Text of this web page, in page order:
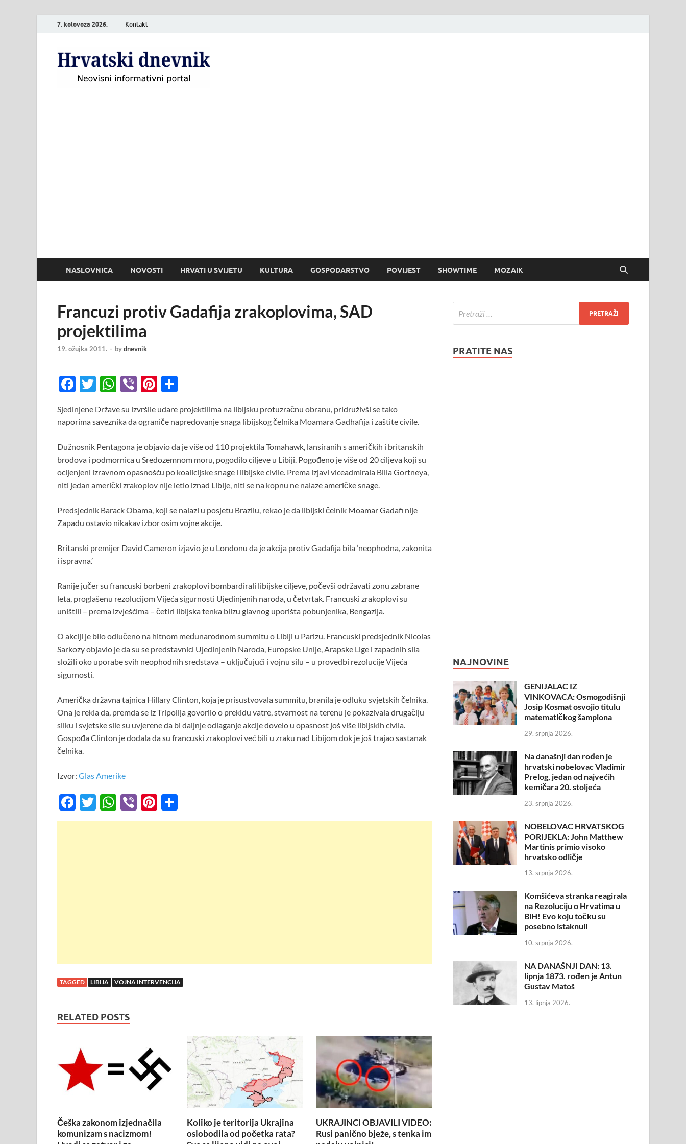
7. kolovoza 2026. Kontakt
NASLOVNICA NOVOSTI HRVATI U SVIJETU KULTURA GOSPODARSTVO POVIJEST SHOWTIME MOZAIK
Francuzi protiv Gadafija zrakoplovima, SAD
projektilima
19. ožujka 2011. - bydnevnik
F
e
o
o
k
T
itt
W
at
A
p
p
Vi
er
Pi
er
t
ar
e
Sjedinjene Države su izvršile udare projektilima na libijsku protuzračnu obranu, pridruživši se tako
naporima saveznika da ograniče napredovanje snaga libijskog čelnika Moamara Gadhafija i zaštite civile.
Dužnosnik Pentagona je objavio da je više od 110 projektila Tomahawk, lansiranih s američkih i britanskih
brodova i podmornica u Sredozemnom moru, pogodilo ciljeve u Libiji. Pogođeno je više od 20 ciljeva koji su
ocijenjeni izravnom opasnošću po koalicijske snage i libijske civile. Prema izjavi viceadmirala Billa Gortneya,
niti jedan američki zrakoplov nije letio iznad Libije, niti se na kopnu ne nalaze američke snage.
Predsjednik Barack Obama, koji se nalazi u posjetu Brazilu, rekao je da libijski čelnik Moamar Gadafi nije
Zapadu ostavio nikakav izbor osim vojne akcije.
Britanski premijer David Cameron izjavio je u Londonu da je akcija protiv Gadafija bila ‘neophodna, zakonita
i ispravna.’
Ranije jučer su francuski borbeni zrakoplovi bombardirali libijske ciljeve, počevši održavati zonu zabrane
leta, proglašenu rezolucijom Vijeća sigurnosti Ujedinjenih naroda, u četvrtak. Francuski zrakoplovi su
uništili – prema izvješćima – četiri libijska tenka blizu glavnog uporišta pobunjenika, Bengazija.
O akciji je bilo odlučeno na hitnom međunarodnom summitu o Libiji u Parizu. Francuski predsjednik Nicolas
Sarkozy objavio je da su se predstavnici Ujedinjenih Naroda, Europske Unije, Arapske Lige i zapadnih sila
složili oko uporabe svih neophodnih sredstava – uključujući i vojnu silu – u provedbi rezolucije Vijeća
sigurnosti.
Američka državna tajnica Hillary Clinton, koja je prisustvovala summitu, branila je odluku svjetskih čelnika.
Ona je rekla da, premda se iz Tripolija govorilo o prekidu vatre, stvarnost na terenu je pokazivala drugačiju
sliku i svjetske sile su uvjerene da bi daljnje odlaganje akcije dovelo u opasnost još više libijskih civila.
Gospođa Clinton je dodala da su francuski zrakoplovi već bili u zraku nad Libijom dok je još trajao sastanak
čelnika.
Izvor: Glas Amerike
F
ac
T
w
W
h
Vi
b
Pi
nt h
TAGGED LIBIJA VOJNA INTERVENCIJA
RELATED POSTS
Češka zakonom izjednačila
komunizam s nacizmom!
Koliko je teritorija Ukrajina
oslobodila od početka rata?
UKRAJINCI OBJAVILI VIDEO:
Rusi panično bježe, s tenka im
PRATITE NAS
NAJNOVINE
GENIJALAC IZ
VINKOVACA: Osmogodišnji
Josip Kosmat osvojio titulu
matematičkog šampiona
29. srpnja 2026.
Na današnji dan rođen je
hrvatski nobelovac Vladimir
Prelog, jedan od najvećih
kemičara 20. stoljeća
23. srpnja 2026.
NOBELOVAC HRVATSKOG
PORIJEKLA: John Matthew
Martinis primio visoko
hrvatsko odličje
13. srpnja 2026.
Komšićeva stranka reagirala
na Rezoluciju o Hrvatima u
BiH! Evo koju točku su
posebno istaknuli
10. srpnja 2026.
NA DANAŠNJI DAN: 13.
lipnja 1873. rođen je Antun
Gustav Matoš
13. lipnja 2026.